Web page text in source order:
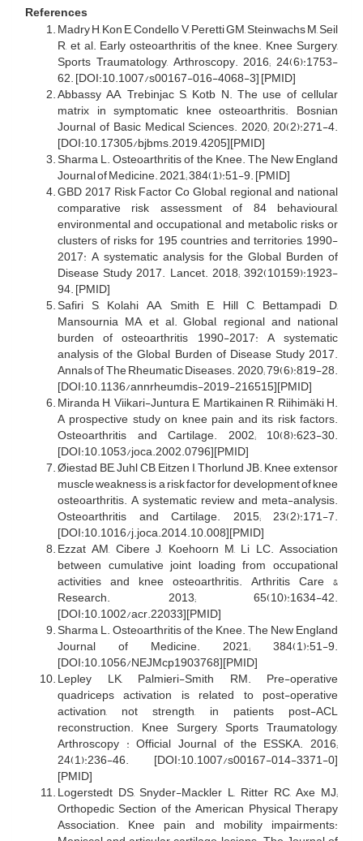
References
Madry H, Kon E, Condello V, Peretti GM, Steinwachs M, Seil
R, et al. Early osteoarthritis of the knee. Knee Surgery,
Sports Traumatology, Arthroscopy. 2016; 24(6):1753-
62. [DOI:10.1007/s00167-016-4068-3] [PMID]
Abbassy AA, Trebinjac S, Kotb N. The use of cellular
matrix in symptomatic knee osteoarthritis. Bosnian
Journal of Basic Medical Sciences. 2020; 20(2):271-4.
[DOI:10.17305/bjbms.2019.4205][PMID]
Sharma L. Osteoarthritis of the Knee. The New England
Journal of Medicine. 2021; 384(1):51-9. [PMID]
GBD 2017 Risk Factor Co Global, regional, and national
comparative risk assessment of 84 behavioural,
environmental and occupational, and metabolic risks or
clusters of risks for 195 countries and territories, 1990-
2017: A systematic analysis for the Global Burden of
Disease Study 2017. Lancet. 2018; 392(10159):1923-
94. [PMID]
Safiri S, Kolahi AA, Smith E, Hill C, Bettampadi D,
Mansournia MA, et al. Global, regional and national
burden of osteoarthritis 1990-2017: A systematic
analysis of the Global Burden of Disease Study 2017.
Annals of The Rheumatic Diseases. 2020; 79(6):819-28.
[DOI:10.1136/annrheumdis-2019-216515][PMID]
Miranda H, Viikari-Juntura E, Martikainen R, Riihimäki H.
A prospective study on knee pain and its risk factors.
Osteoarthritis and Cartilage. 2002; 10(8):623-30.
[DOI:10.1053/joca.2002.0796][PMID]
Øiestad BE, Juhl CB, Eitzen I, Thorlund JB. Knee extensor
muscle weakness is a risk factor for development of knee
osteoarthritis. A systematic review and meta-analysis.
Osteoarthritis and Cartilage. 2015; 23(2):171-7.
[DOI:10.1016/j.joca.2014.10.008][PMID]
Ezzat AM, Cibere J, Koehoorn M, Li LC. Association
between cumulative joint loading from occupational
activities and knee osteoarthritis. Arthritis Care &
Research. 2013; 65(10):1634-42.
[DOI:10.1002/acr.22033][PMID]
Sharma L. Osteoarthritis of the Knee. The New England
Journal of Medicine. 2021; 384(1):51-9.
[DOI:10.1056/NEJMcp1903768][PMID]
Lepley LK, Palmieri-Smith RM. Pre-operative
quadriceps activation is related to post-operative
activation, not strength, in patients post-ACL
reconstruction. Knee Surgery, Sports Traumatology,
Arthroscopy : Official Journal of the ESSKA. 2016;
24(1):236-46. [DOI:10.1007/s00167-014-3371-0]
[PMID]
Logerstedt DS, Snyder-Mackler L, Ritter RC, Axe MJ;
Orthopedic Section of the American Physical Therapy
Association. Knee pain and mobility impairments: